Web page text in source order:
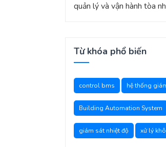
quản lý và vận hành tòa
Từ khóa phổ biến
control bms hệ thống
Building Automation System
giám sát nhiệt độ xử lý